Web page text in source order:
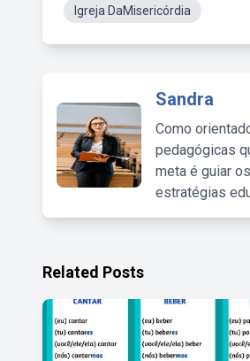
Igreja DaMisericórdia
Sandra
Como
pedagógicas
meta é guiar
estratégias
Related Posts